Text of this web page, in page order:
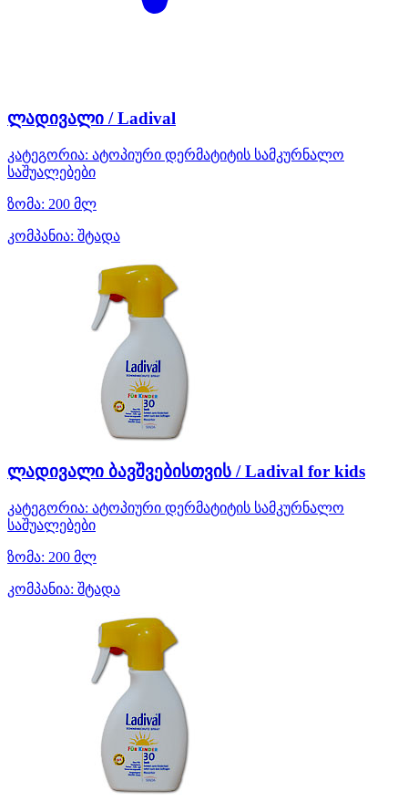
ლადივალი / Ladival
კატეგორია: ატოპიური დერმატიტის სამკურნალო
საშუალებები
ზომა: 200 მლ
კომპანია: შტადა
ლადივალი ბავშვებისთვის / Ladival for kids
კატეგორია: ატოპიური დერმატიტის სამკურნალო
საშუალებები
ზომა: 200 მლ
კომპანია: შტადა